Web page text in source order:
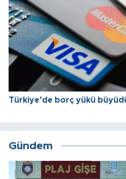
Türkiye’de borç yükü
Gündem